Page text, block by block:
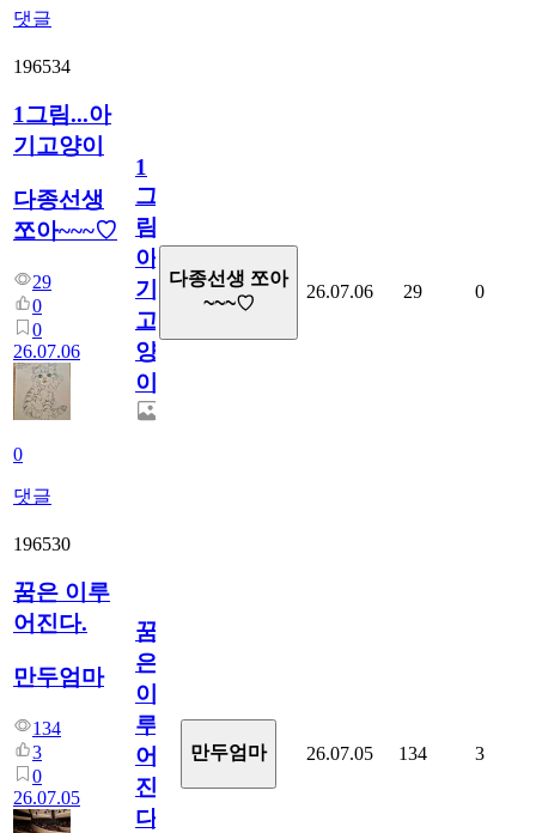
댓글
196534
1그림...아
기고양이
다종선생
쪼아~~~♡
29
0
0
26.07.06
0
댓글
1
그
림...
아
기
고
양
이
다종선생 쪼아
~~~♡
26.07.06 29 0
196530
꿈은 이루
어진다.
만두엄마
134
3
0
26.07.05
꿈
은
이
루
어
진
다.
만두엄마 26.07.05 134 3